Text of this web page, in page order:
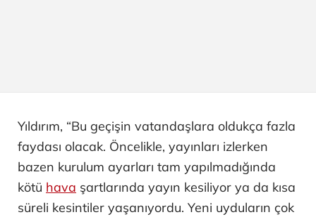
Yıldırım, “Bu geçişin vatandaşlara oldukça fazla
faydası olacak. Öncelikle, yayınları izlerken
bazen kurulum ayarları tam yapılmadığında
kötü hava şartlarında yayın kesiliyor ya da kısa
süreli kesintiler yaşanıyordu. Yeni uyduların çok